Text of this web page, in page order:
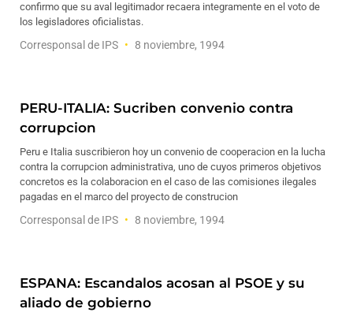
confirmo que su aval legitimador recaera integramente en el voto de
los legisladores oficialistas.
Corresponsal de IPS 8 noviembre, 1994
PERU-ITALIA: Sucriben convenio contra
corrupcion
Peru e Italia suscribieron hoy un convenio de cooperacion en la lucha
contra la corrupcion administrativa, uno de cuyos primeros objetivos
concretos es la colaboracion en el caso de las comisiones ilegales
pagadas en el marco del proyecto de construcion
Corresponsal de IPS 8 noviembre, 1994
ESPANA: Escandalos acosan al PSOE y su
aliado de gobierno